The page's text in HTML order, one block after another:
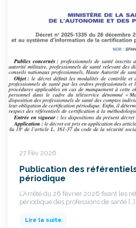
27 Fév 2026
Publication des
périodique
L’Arrêté du 26 février 2026 fixant les
périodique des professions de santé […]
Lire la suite